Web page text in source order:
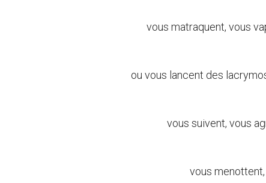
vous matraquent, vous
ou vous lancent des
vous suivent, vous
vous